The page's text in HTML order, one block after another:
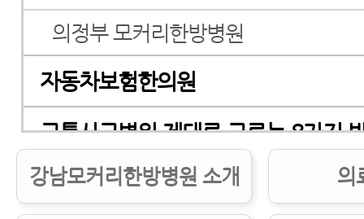
의정부 모커리한방병원
자동차보험한의원
교통사고병원 제대로 고르는 8가지
교통사고병원 잘 고르는 7가지 방법
강남모커리한방병원 소개 의